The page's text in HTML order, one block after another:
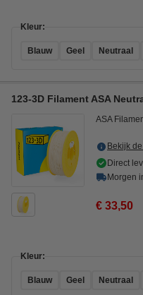
Kleur:
Blauw Geel Neutraal
123-3D Filament ASA
ASA
Bekijk
Direct
Morgen
€ 33,50
Kleur:
Blauw Geel Neutraal